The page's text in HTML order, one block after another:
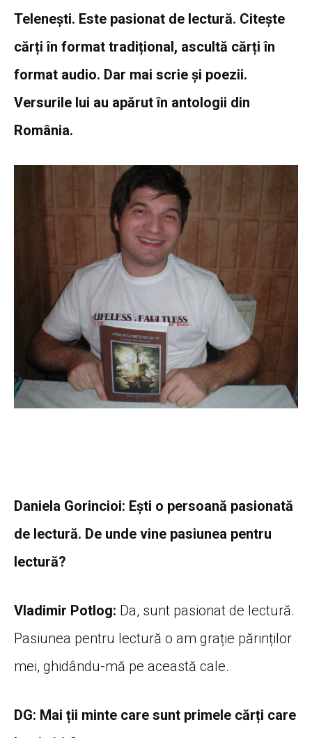
Telenești. Este pasionat de lectură. Citește
cărți în format tradițional, ascultă cărți în
format audio. Dar mai scrie și poezii.
Versurile lui au apărut în antologii din
România.
Daniela Gorincioi: Ești o persoană pasionată
de lectură. De unde vine pasiunea pentru
lectură?
Vladimir Potlog: Da, sunt pasionat de lectură.
Pasiunea pentru lectură o am grație părinților
mei, ghidându-mă pe această cale.
DG: Mai ții minte care sunt primele cărți care